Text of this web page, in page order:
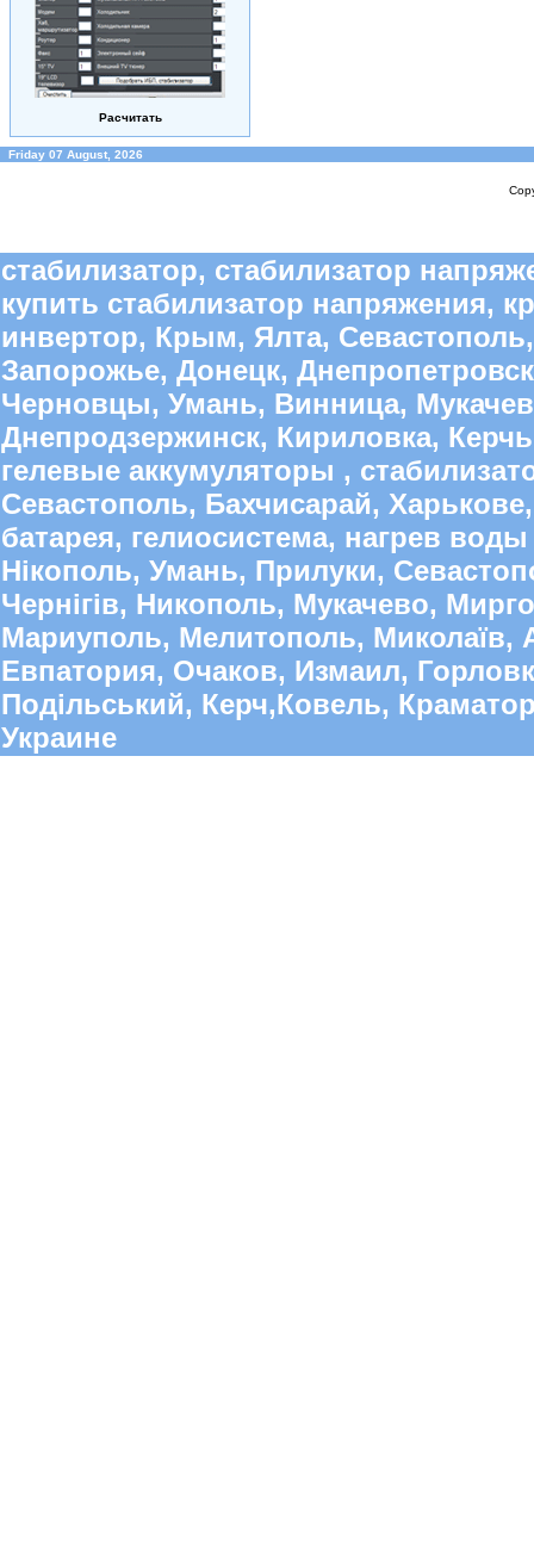
Расчитать
Friday 07 August, 2026
стабилизатор, стабилизатор
купить стабилизатор напряжения,
инвертор, Крым, Ялта,
Запорожье, Донецк,
Черновцы, Умань, Винница,
Днепродзержинск, Кириловка,
гелевые аккумуляторы ,
Севастополь, Бахчисарай,
батарея, гелиосистема, нагрев
Нікополь, Умань, Прилуки,
Чернігів, Никополь, Мукачево,
Мариуполь, Мелитополь, Миколаїв,
Евпатория, Очаков, Измаил,
Подільський, Керч,Ковель,
Украине